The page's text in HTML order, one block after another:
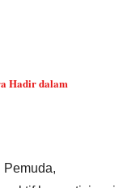
Hadir dalam
Pemuda,